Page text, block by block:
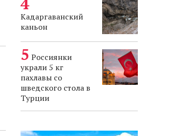
Кадаргаванский
каньон
Россиянки
украли 5 кг
пахлавы со
шведского стола в
Турции